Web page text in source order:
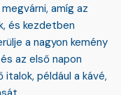
amíg az
és kezdetben
a nagyon kemény
az első napon
például a kávé,